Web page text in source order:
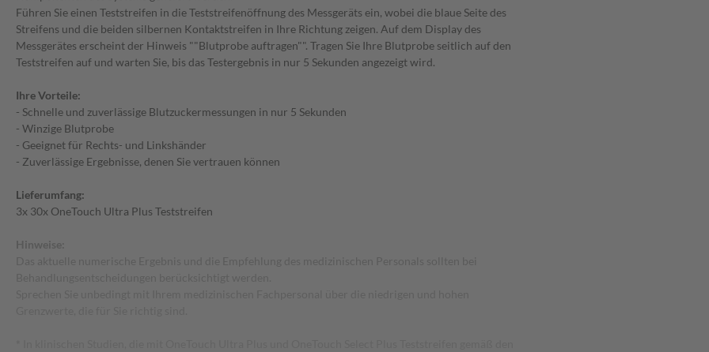
Führen Sie einen Teststreifen in die Teststreifenöffnung des Messgeräts ein, wobei die blaue Seite des
Streifens und die beiden silbernen Kontaktstreifen in Ihre Richtung zeigen. Auf dem Display des
Messgerätes erscheint der Hinweis ""Blutprobe auftragen"". Tragen Sie Ihre Blutprobe seitlich auf den
Teststreifen auf und warten Sie, bis das Testergebnis in nur 5 Sekunden angezeigt wird.
Ihre Vorteile:
- Schnelle und zuverlässige Blutzuckermessungen in nur 5 Sekunden
- Winzige Blutprobe
- Geeignet für Rechts- und Linkshänder
- Zuverlässige Ergebnisse, denen Sie vertrauen können
Lieferumfang:
3x 30x OneTouch Ultra Plus Teststreifen
Hinweise: